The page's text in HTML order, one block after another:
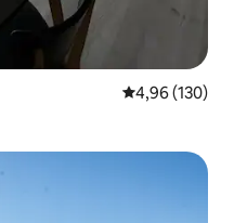
Évaluation
4,96 (130)
appréciés